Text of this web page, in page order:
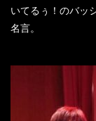
いてるぅ！のバッ
名言。